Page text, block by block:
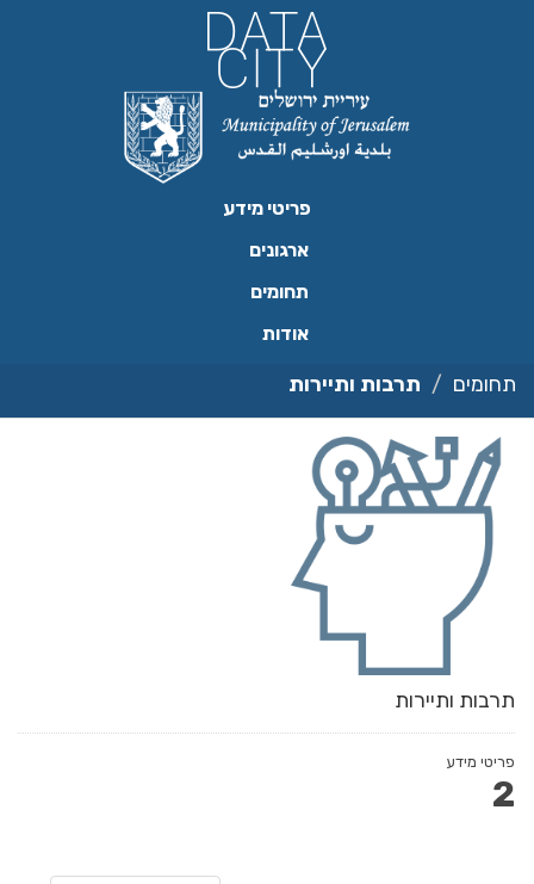
פריטי מידע
ארגונים
תחומים
אודות
תחומים תרבות ותיירות
תרבות ותיירות
פריטי מידע
2